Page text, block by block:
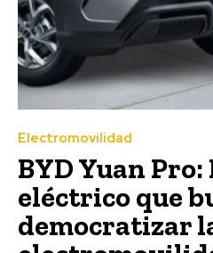
Electromovilidad
BYD Yuan Pro:
eléctrico que
democratizar